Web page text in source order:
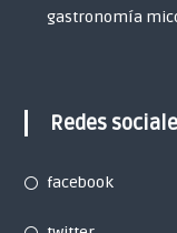
gastronomía
Redes
facebook